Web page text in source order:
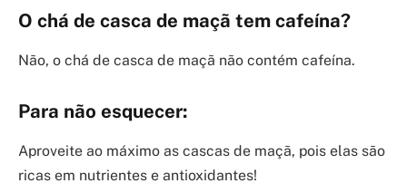
O chá de casca de maçã tem cafeína?
Não, o chá de casca de maçã não contém cafeína.
Para não esquecer:
Aproveite ao máximo as cascas de maçã, pois elas são
ricas em nutrientes e antioxidantes!